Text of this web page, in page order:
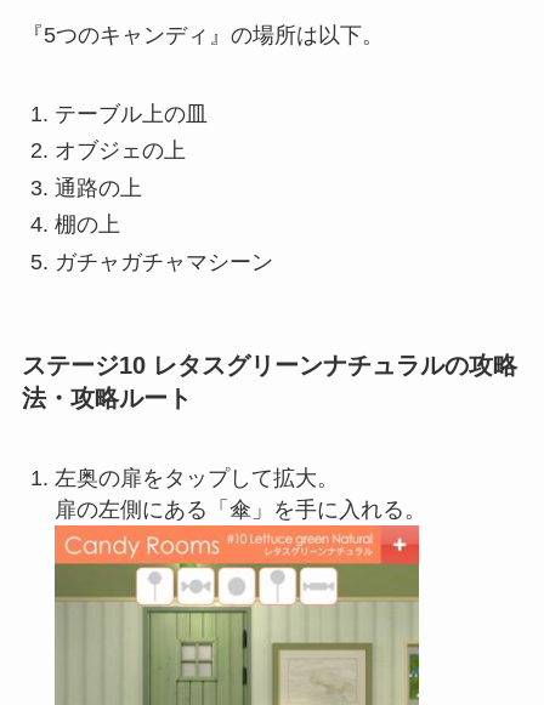
『5つのキャンディ』の場所は以下。
テーブル上の皿
オブジェの上
通路の上
棚の上
ガチャガチャマシーン
ステージ10 レタスグリーンナチュラルの攻略
法・攻略ルート
左奥の扉をタップして拡大。
扉の左側にある「傘」を手に入れる。